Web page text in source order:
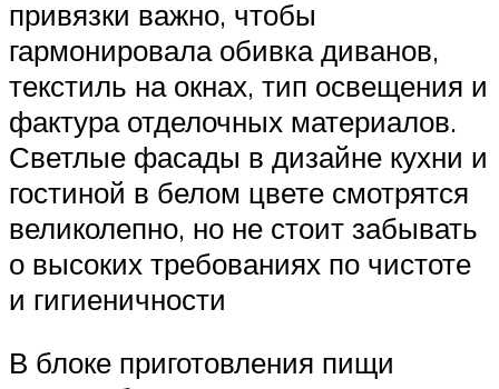
привязки важно, чтобы
гармонировала обивка диванов,
текстиль на окнах, тип освещения и
фактура отделочных материалов.
Светлые фасады в дизайне кухни и
гостиной в белом цвете смотрятся
великолепно, но не стоит забывать
о высоких требованиях по чистоте
и гигиеничности
В блоке приготовления пищи